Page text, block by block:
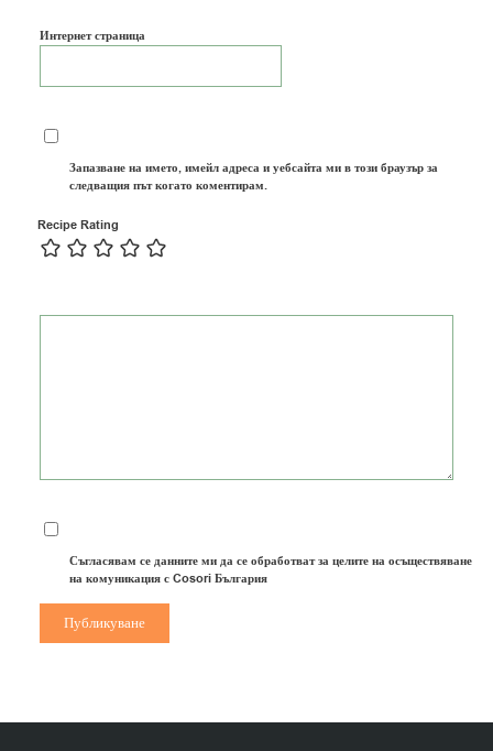
Интернет страница
Запазване на името, имейл адреса и уебсайта ми в този браузър за
следващия път когато коментирам.
Recipe Rating
Съгласявам се данните ми да се обработват за целите на осъществяване
на комуникация с Cosori България